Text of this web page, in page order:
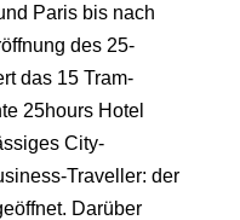
Paris bis nach
des 25-
das 15 Tram-
25hours Hotel
City-
Traveller: der
Darüber